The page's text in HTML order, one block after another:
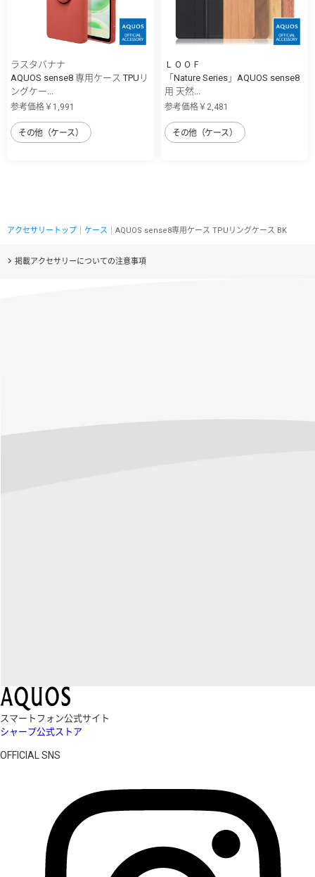
ラスタバナナ
AQUOS sense8 専用ケース TPUリ
ングケー...
参考価格￥1,991
その他（ケース）
ＬＯＯＦ
「Nature Series」AQUOS sense8
用 天然...
参考価格￥2,481
その他（ケース）
アクセサリートップ ケース ｜AQUOS sense8専用ケース TPUリングケース BK
掲載アクセサリーについての注意事項
スマートフォン公式サイト
シャープ公式ストア
OFFICIAL SNS